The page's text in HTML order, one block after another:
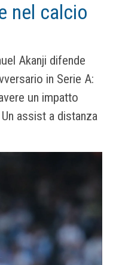
nel calcio
Akanji difende
in Serie A:
un impatto
assist a distanza